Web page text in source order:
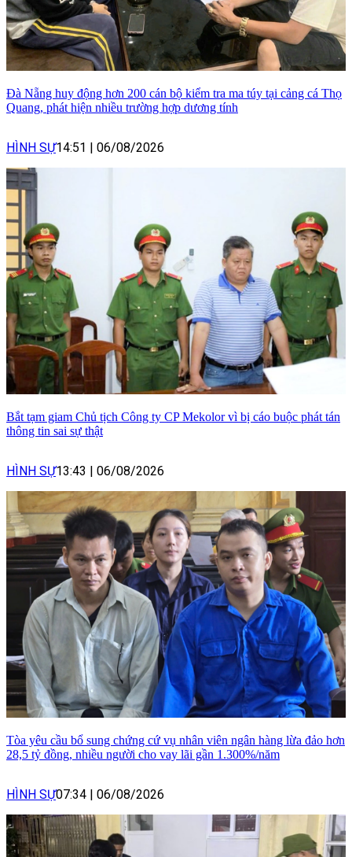
Đà Nẵng huy động hơn 200 cán bộ kiểm tra ma túy tại cảng cá Thọ
Quang, phát hiện nhiều trường hợp dương tính
HÌNH SỰ14:51 06/08/2026
Bắt tạm giam Chủ tịch Công ty CP Mekolor vì bị cáo buộc phát tán
thông tin sai sự thật
HÌNH SỰ13:43 06/08/2026
Tòa yêu cầu bổ sung chứng cứ vụ nhân viên ngân hàng lừa đảo hơn
28,5 tỷ đồng, nhiều người cho vay lãi gần 1.300%/năm
HÌNH SỰ07:34 06/08/2026